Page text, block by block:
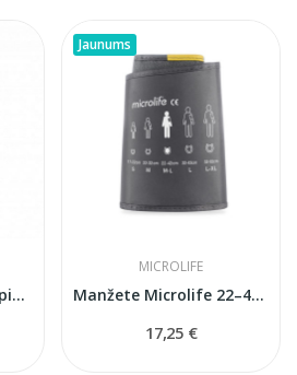
AND 22-42 см asisnsspiediena mērītāja manšete
Jaunums
MICROLIFE
Manžete Microlife 22–42 cm asinsspiediena...
17,25 €